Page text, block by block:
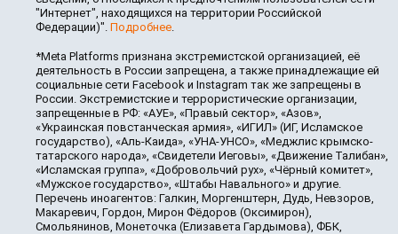
"Интернет", находящихся на территории Российской
Федерации)". Подробнее.
*Meta Platforms признана экстремистской организацией, её
деятельность в России запрещена, а также принадлежащие ей
социальные сети Facebook и Instagram так же запрещены в
России. Экстремистские и террористические организации,
запрещенные в РФ: «АУЕ», «Правый сектор», «Азов»,
«Украинская повстанческая армия», «ИГИЛ» (ИГ, Исламское
государство), «Аль-Каида», «УНА-УНСО», «Меджлис крымско-
татарского народа», «Свидетели Иеговы», «Движение Талибан»,
«Исламская группа», «Добровольчий рух», «Чёрный комитет»,
«Мужское государство», «Штабы Навального» и другие.
Перечень иноагентов: Галкин, Моргенштерн, Дудь, Невзоров,
Макаревич, Гордон, Мирон Фёдоров (Оксимирон),
Смольянинов, Монеточка (Елизавета Гардымова), ФБК,